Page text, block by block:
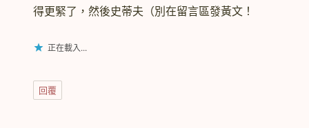
得更緊了，然後史蒂夫（別在留言區發黃文！
正在載入...
回覆